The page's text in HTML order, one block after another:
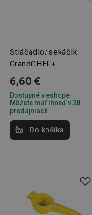
Stláčadlo/sekáčik
GrandCHEF+
6,60 €
Dostupné v eshope
Môžete mať ihneď v 28
predajniach
Do košíka